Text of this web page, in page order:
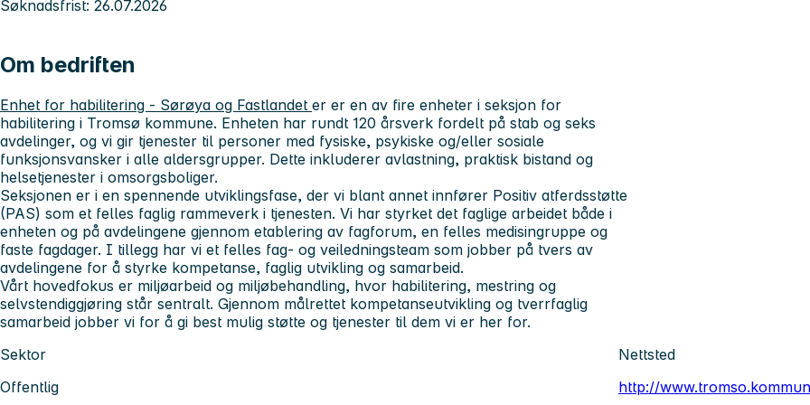
Søknadsfrist: 26.07.2026
Om bedriften
Enhet for habilitering - Sørøya og Fastlandet er er en av fire enheter i seksjon for
habilitering i Tromsø kommune. Enheten har rundt 120 årsverk fordelt på stab og seks
avdelinger, og vi gir tjenester til personer med fysiske, psykiske og/eller sosiale
funksjonsvansker i alle aldersgrupper. Dette inkluderer avlastning, praktisk bistand og
helsetjenester i omsorgsboliger.
Seksjonen er i en spennende utviklingsfase, der vi blant annet innfører Positiv atferdsstøtte
(PAS) som et felles faglig rammeverk i tjenesten. Vi har styrket det faglige arbeidet både i
enheten og på avdelingene gjennom etablering av fagforum, en felles medisingruppe og
faste fagdager. I tillegg har vi et felles fag- og veiledningsteam som jobber på tvers av
avdelingene for å styrke kompetanse, faglig utvikling og samarbeid.
Vårt hovedfokus er miljøarbeid og miljøbehandling, hvor habilitering, mestring og
selvstendiggjøring står sentralt. Gjennom målrettet kompetanseutvikling og tverrfaglig
samarbeid jobber vi for å gi best mulig støtte og tjenester til dem vi er her for.
Sektor
Offentlig
Nettsted
http://